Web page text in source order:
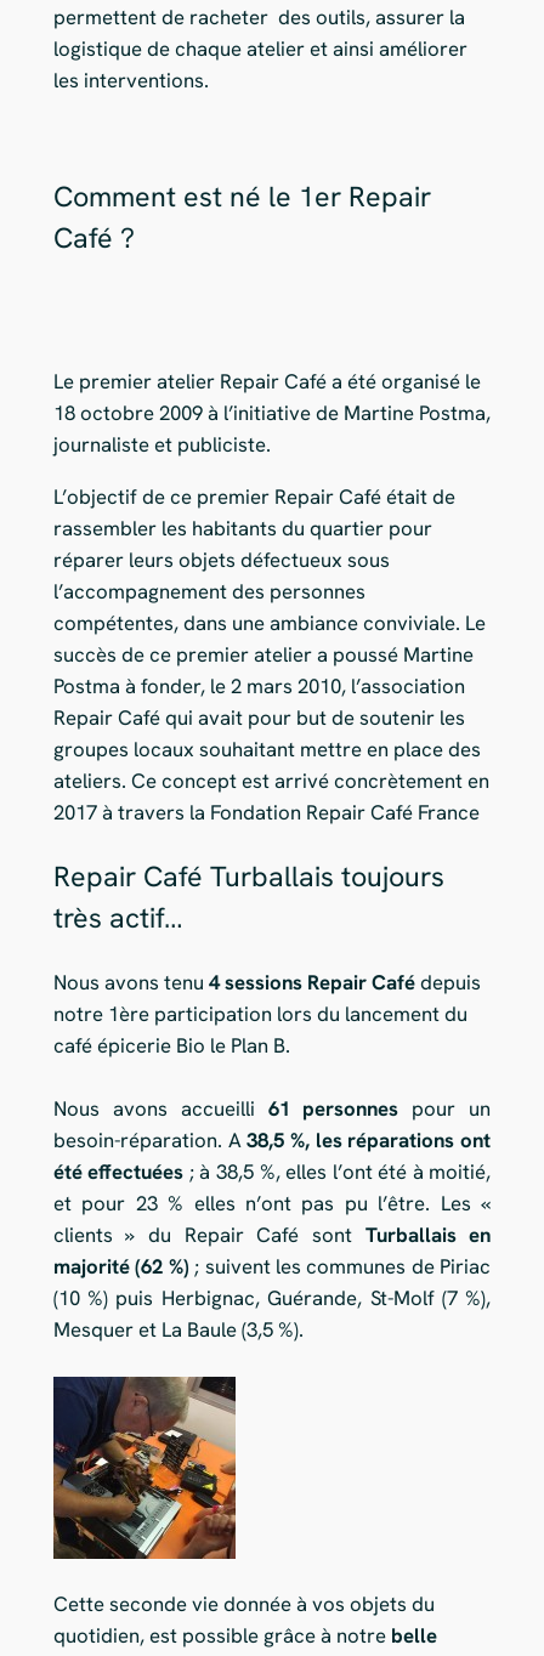
permettent de racheter des outils, assurer la
logistique de chaque atelier et ainsi améliorer
les interventions.
Comment est né le 1er Repair
Café ?
Le premier atelier Repair Café a été organisé le
18 octobre 2009 à l’initiative de Martine Postma,
journaliste et publiciste.
L’objectif de ce premier Repair Café était de
rassembler les habitants du quartier pour
réparer leurs objets défectueux sous
l’accompagnement des personnes
compétentes, dans une ambiance conviviale. Le
succès de ce premier atelier a poussé Martine
Postma à fonder, le 2 mars 2010, l’association
Repair Café qui avait pour but de soutenir les
groupes locaux souhaitant mettre en place des
ateliers. Ce concept est arrivé concrètement en
2017 à travers la Fondation Repair Café France
Repair Café Turballais toujours
très actif…
Nous avons tenu 4 sessions Repair Cafédepuis
notre 1ère participation lors du lancement du
café épicerie Bio le Plan B.
Nous avons accueilli 61 personnes pour un
besoin-réparation. A38,5 %, les réparations ont
été effectuées ; à 38,5 %, elles l’ont été à moitié,
et pour 23 % elles n’ont pas pu l’être. Les «
clients » du Repair Café sont Turballais en
majorité (62 %) ; suivent les communes de Piriac
(10 %) puis Herbignac, Guérande, St-Molf (7 %),
Mesquer et La Baule (3,5 %).
Cette seconde vie donnée à vos objets du
quotidien, est possible grâce à notre belle